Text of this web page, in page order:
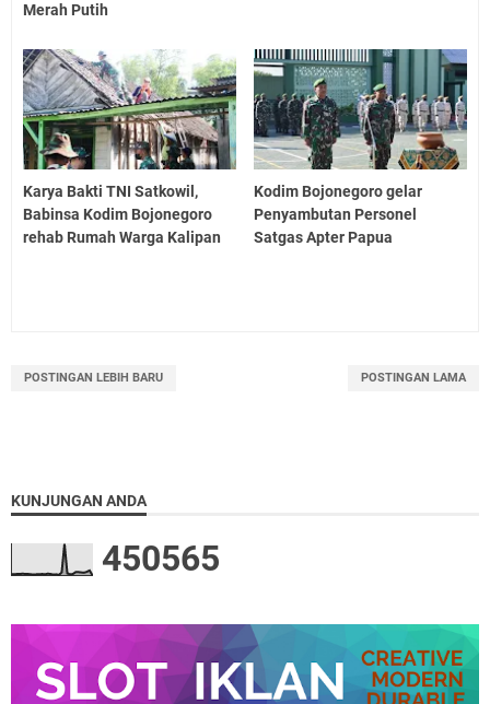
Merah Putih
Karya Bakti TNI Satkowil,
Babinsa Kodim Bojonegoro
rehab Rumah Warga Kalipan
Kodim Bojonegoro gelar
Penyambutan Personel
Satgas Apter Papua
POSTINGAN LEBIH BARU POSTINGAN LAMA
KUNJUNGAN ANDA
450565